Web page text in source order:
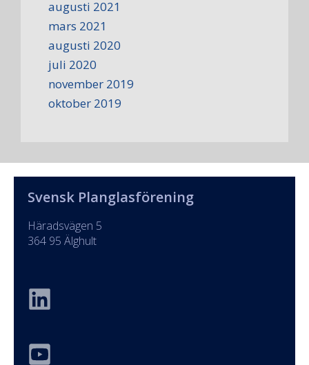
augusti 2021
mars 2021
augusti 2020
juli 2020
november 2019
oktober 2019
Svensk Planglasförening
Häradsvägen 5
364 95 Älghult